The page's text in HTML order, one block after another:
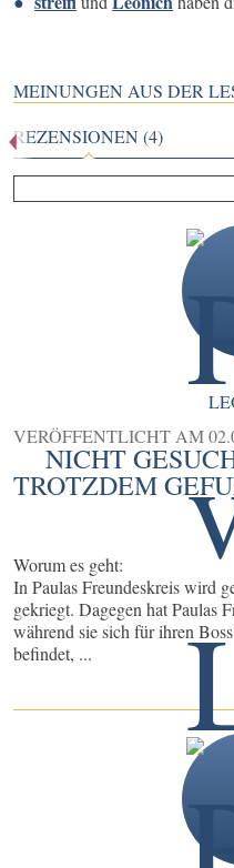
MEINUNGEN AUS DER
REZENSIONEN (4)
VERÖFFENTLICHT AM
NICHT
TROTZDEM
Worum es geht:
In Paulas Freundeskreis wird
gekriegt. Dagegen hat Paulas
während sie sich für ihren
befindet, ...